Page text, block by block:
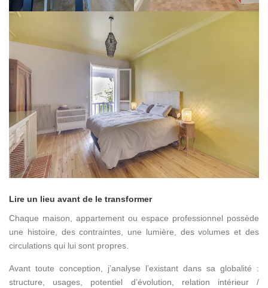
Lire un lieu avant de le transformer
Chaque maison, appartement ou espace professionnel possède
une histoire, des contraintes, une lumière, des volumes et des
circulations qui lui sont propres.
Avant toute conception, j’analyse l’existant dans sa globalité :
structure, usages, potentiel d’évolution, relation intérieur /